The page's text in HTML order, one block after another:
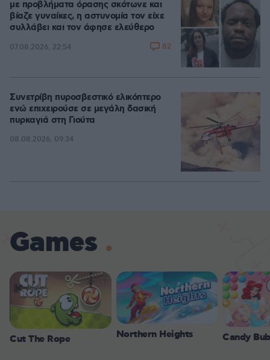
με προβλήματα όρασης σκότωνε και
βίαζε γυναίκες, η αστυνομία τον είχε
συλλάβει και τον άφησε ελεύθερο
07.08.2026, 22:54 82
Συνετρίβη πυροσβεστικό ελικόπτερο
ενώ επιχειρούσε σε μεγάλη δασική
πυρκαγιά στη Γιούτα
08.08.2026, 09:34
Games
Cut The Rope Northern Heights Candy